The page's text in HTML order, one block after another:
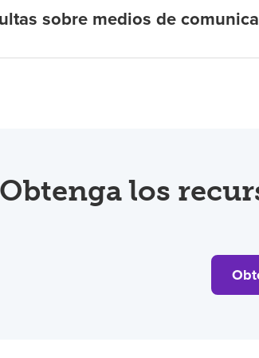
sobre medios de
los